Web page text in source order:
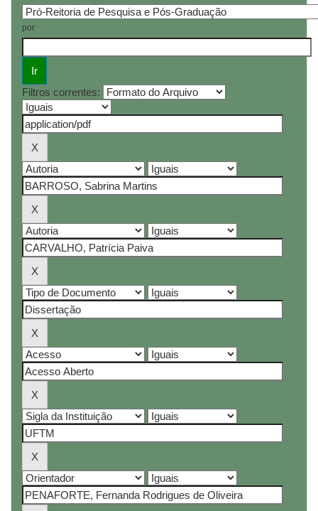
por
Filtros correntes: